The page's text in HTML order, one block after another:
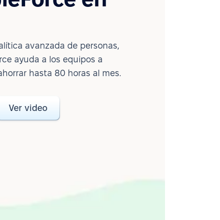
avanzada de personas,
ayuda a los equipos a
hasta 80 horas al mes.
Ver video